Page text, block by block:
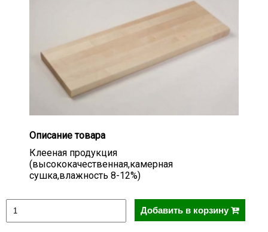
Описание товара
Клееная продукция
(высококачественная,камерная
сушка,влажность 8-12%)
Добавить в корзину